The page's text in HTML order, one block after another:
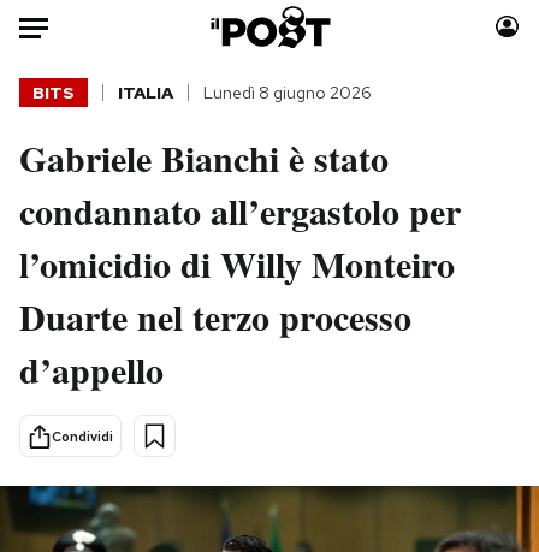
Auto
HOME
Italia
Politica
Tecnologia
Scienza
Economia
Moda
Libri
Consumismi
BITS ITALIA Lunedì 8 giugno 2026
Gabriele Bianchi è stato
condannato all’ergastolo per
l’omicidio di Willy Monteiro
Duarte nel terzo processo
d’appello
Condividi